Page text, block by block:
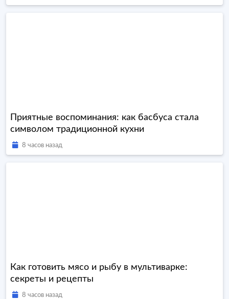
Приятные воспоминания: как басбуса стала
символом традиционной кухни
8 часов назад
Как готовить мясо и рыбу в мультиварке:
секреты и рецепты
8 часов назад